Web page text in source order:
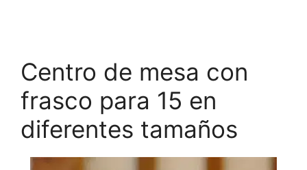
Centro de mesa con
frasco para 15 en
diferentes tamaños